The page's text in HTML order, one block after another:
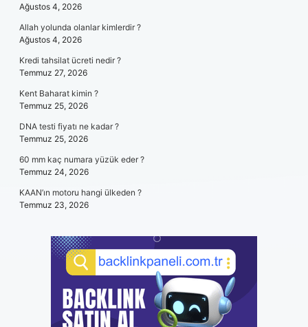
Ağustos 4, 2026
Allah yolunda olanlar kimlerdir ?
Ağustos 4, 2026
Kredi tahsilat ücreti nedir ?
Temmuz 27, 2026
Kent Baharat kimin ?
Temmuz 25, 2026
DNA testi fiyatı ne kadar ?
Temmuz 25, 2026
60 mm kaç numara yüzük eder ?
Temmuz 24, 2026
KAAN’ın motoru hangi ülkeden ?
Temmuz 23, 2026